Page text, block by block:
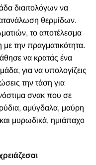
διαιτολόγων να
θερμίδων.
το αποτέλεσμα
την πραγματικότητα.
να κρατάς ένα
για να υπολογίζεις
την τάση για
σνακ που σε
αμύγδαλα, μαύρη
μυρωδικά, ημιάπαχο